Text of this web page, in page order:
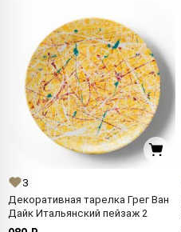
3
Декоративная тарелка Грег Ван
Дайк Итальянский пейзаж 2